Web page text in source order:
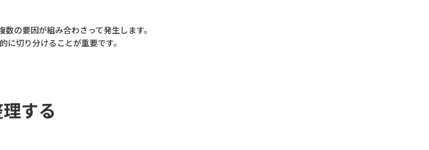
の要因が組み合わさって発生します。
切り分けることが重要です。
する